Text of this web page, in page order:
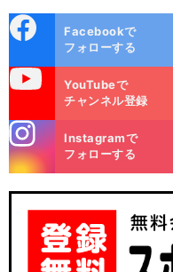
ok
Facebookで
フォローする
YouTubeで
チャンネル登録
m
Instagramで
フォローする